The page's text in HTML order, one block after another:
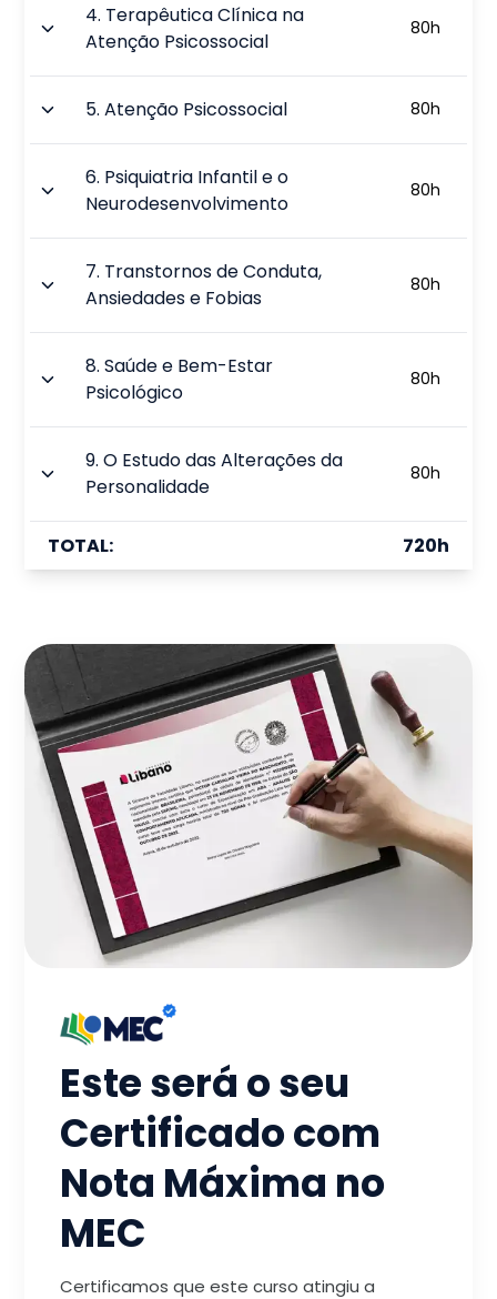
4. Terapêutica Clínica na
Atenção Psicossocial
80h
5.Atenção Psicossocial 80h
6. Psiquiatria Infantil e o
Neurodesenvolvimento
80h
7. Transtornos de Conduta,
Ansiedades e Fobias
80h
8.Saúde e Bem-Estar
Psicológico
80h
9.O Estudo das Alterações da
Personalidade
80h
TOTAL: 720h
Este será o seu
Certificado com
Nota Máxima no
MEC
Certificamos que este curso atingiu a